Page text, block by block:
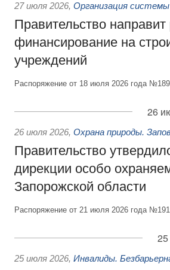
27 июля 2026, Организация системы
Правительство
финансирование на
учреждений
Распоряжение от 18 июля 2026 года
26
26 июля 2026, Охрана природы.
Правительство
дирекции особо
Запорожской области
Распоряжение от 21 июля 2026 года
25 июля 2026, Инвалиды.